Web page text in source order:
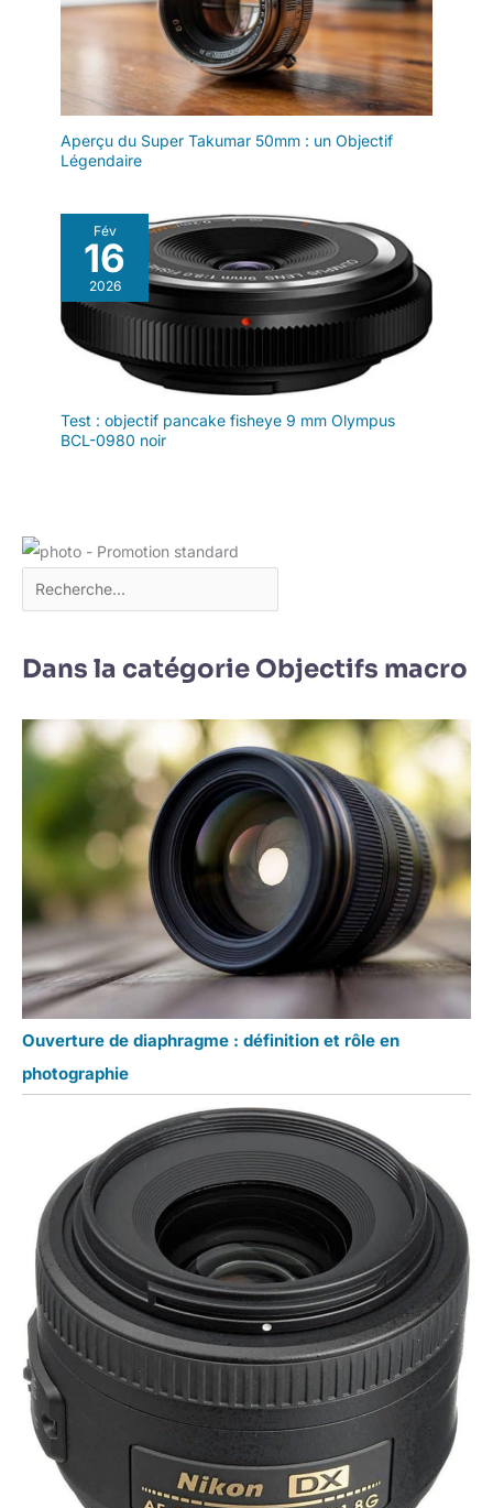
Aperçu du Super Takumar 50mm : un Objectif
Légendaire
Fév
16
2026
Test : objectif pancake fisheye 9 mm Olympus
BCL-0980 noir
Dans la catégorie Objectifs macro
Ouverture de diaphragme : définition et rôle en
photographie